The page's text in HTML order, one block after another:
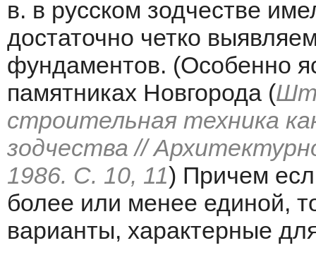
в. в русском зодчестве
достаточно четко
фундаментов. (Особенно
памятниках Новгорода (
строительная техника
зодчества //
1986. С. 10, 11) Причем
более или менее единой,
варианты, характерные